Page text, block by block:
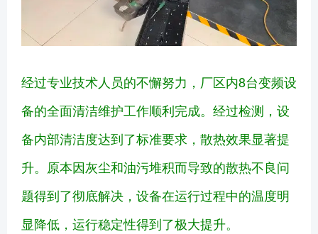
经过专业技术人员的不懈努力，厂区内8台变频设
备的全面清洁维护工作顺利完成。经过检测，设
备内部清洁度达到了标准要求，散热效果显著提
升。原本因灰尘和油污堆积而导致的散热不良问
题得到了彻底解决，设备在运行过程中的温度明
显降低，运行稳定性得到了极大提升。